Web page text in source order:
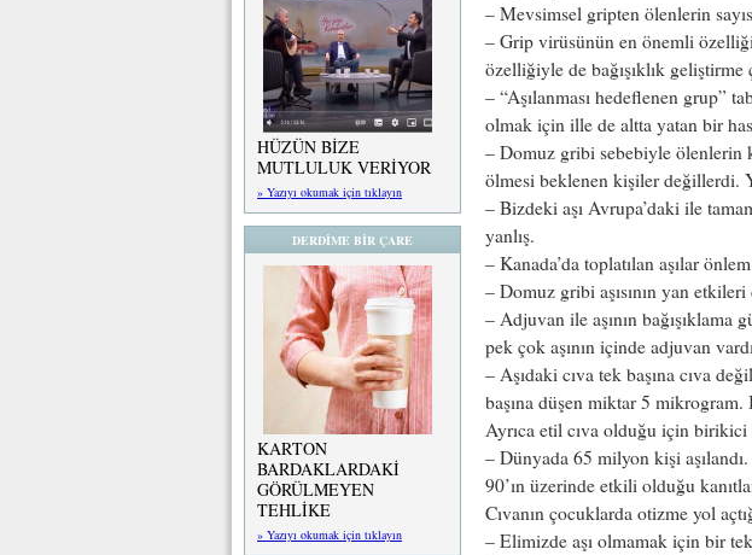
HÜZÜN BİZE
MUTLULUK VERİYOR
» Yazıyı okumak için tıklayın
DERDİME BİR ÇARE
KARTON
BARDAKLARDAKİ
GÖRÜLMEYEN
TEHLİKE
» Yazıyı okumak için tıklayın
– Mevsimsel gripten ölenlerin
– Grip virüsünün en önemli
özelliğiyle de bağışıklık
– “Aşılanması hedeflenen grup”
olmak için ille de altta yatan bir
– Domuz gribi sebebiyle
ölmesi beklenen kişiler değillerdi.
– Bizdeki aşı Avrupa’daki ile
yanlış.
– Kanada’da toplatılan aşılar
– Domuz gribi aşısının yan
– Adjuvan ile aşının bağışıklama
pek çok aşının içinde adjuvan
– Aşıdaki cıva tek başına cıva
başına düşen miktar 5
Ayrıca etil cıva olduğu için birikici
– Dünyada 65 milyon kişi
90’ın üzerinde etkili olduğu
Cıvanın çocuklarda otizme yol
– Elimizde aşı olmamak için bir